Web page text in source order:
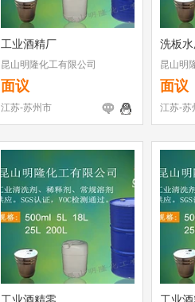
工业酒精厂
昆山明隆化工有限公司
面议
江苏-苏州市
洗板
昆山明
面议
江苏-苏